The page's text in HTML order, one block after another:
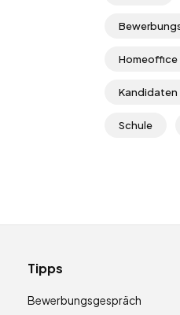
Homeoffice
Kandidaten
Schule
Tipps
Bewerbungsgespräch